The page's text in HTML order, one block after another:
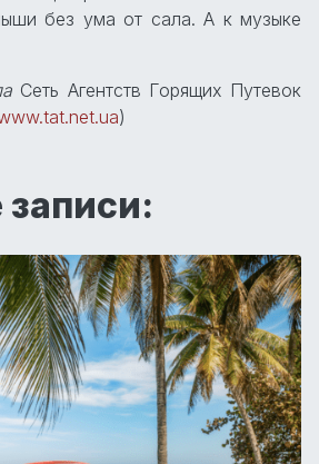
без ума от сала. А к музыке
Сеть Агентств Горящих Путевок
)